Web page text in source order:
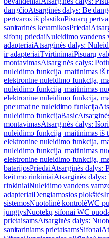
dangčioAtsarginės dalys: Be
pertvaros iš plastikoPisuarų
sanitarinės keramikosPriedai
sifonų priedaiNuleidimo vandens
adapteriaiAtsarginės dalys:
ir adapteriaiTvirtinimaiPisuarų
montavimasAtsarginės dalys:
nuleidimo funkcija, maitinimas iš
elektronine nuleidimo funkcija,
nuleidimo funkcija, maitinimas
elektronine nuleidimo funkcija,
pneumatine nuleidimo funkcija
nuleidimo funkcijaBasic
montavimasAtsarginės dalys:
nuleidimo funkcija, maitinimas iš
elektronine nuleidimo funkcija,
nuleidimo funkcija, maitinimas
elektronine nuleidimo funkcija,
baterijosPriedaiAtsarginės dalys:
keitimo rinkiniaiAtsarginės
rinkiniaiNuleidimo vandens
adapteriaiDengiamosios plokštės
sistemosNuotolinė kontrolėWC
jungtysNuotekų sifonai WC
prietaisamsAtsarginės dalys:
sanitariniams prietaisamsSifonai